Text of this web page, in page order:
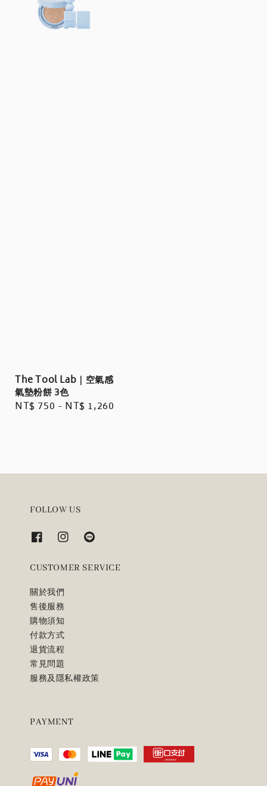
The Tool Lab｜空氣感
氣墊粉餅 3色
Regular
NT$ 750 - NT$ 1,260
FOLLOW US
CUSTOMER SERVICE
關於我們
售後服務
購物須知
付款方式
退貨流程
常見問題
服務及隱私權政策
PAYMENT